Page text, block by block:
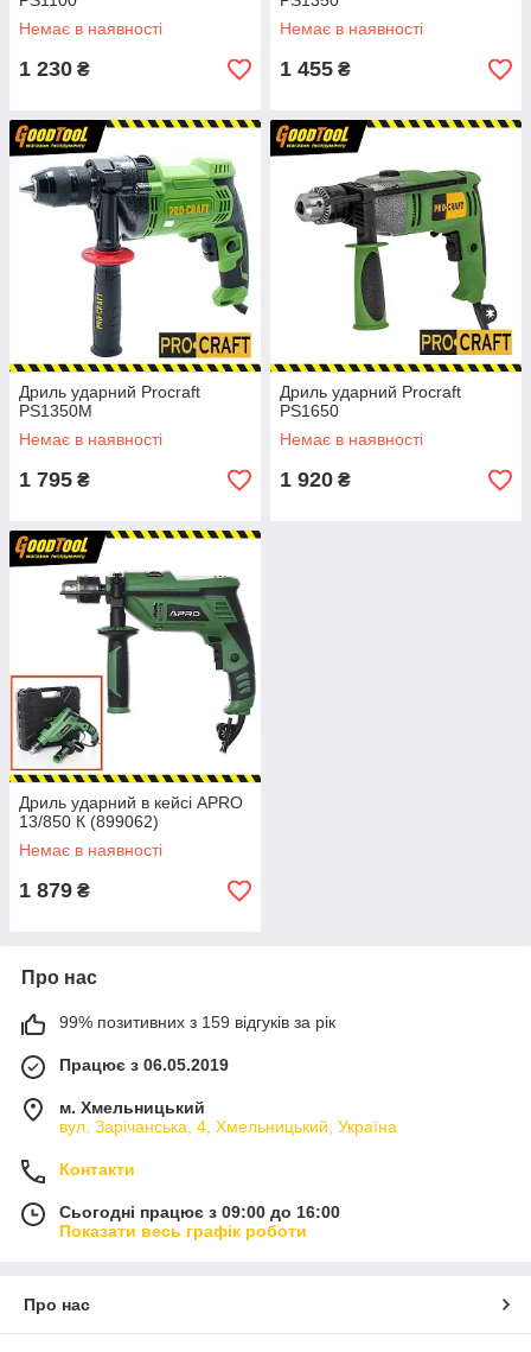
Немає в наявності
1 230 ₴
Немає в наявності
1 455 ₴
Дриль ударний Procraft
PS1350M
Немає в наявності
1 795 ₴
Дриль ударний Procraft
PS1650
Немає в наявності
1 920 ₴
Дриль ударний в кейсі APRO
13/850 К (899062)
Немає в наявності
1 879 ₴
Про нас
99% позитивних з 159 відгуків за рік
Працює з 06.05.2019
м. Хмельницький
вул. Зарічанська, 4, Хмельницький, Україна
Контакти
Сьогодні працює з 09:00 до 16:00
Показати весь графік роботи
Про нас